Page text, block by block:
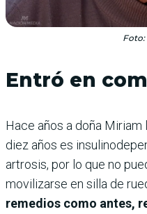
Foto:
Entró en
Hace años a doña
diez años es
artrosis, por lo que no
movilizarse en silla de
remedios como antes,